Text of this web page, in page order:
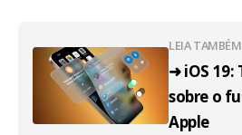
LEIA
➜ iOS 19:
sobre o
Apple